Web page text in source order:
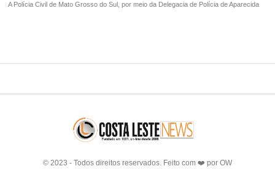
A Polícia Civil de Mato Grosso do Sul, por meio da Delegacia de Polícia de Aparecida
© 2023 - Todos direitos reservados. Feito com ❤️ por OW